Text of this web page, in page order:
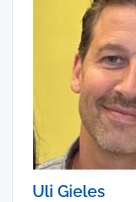
Uli Gieles